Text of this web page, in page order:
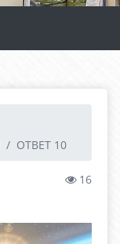
ОТВЕТ 10
16